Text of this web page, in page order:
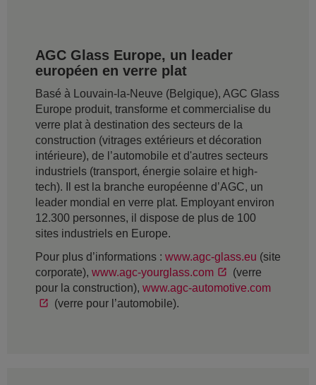
AGC Glass Europe, un leader
européen en verre plat
Basé à Louvain-la-Neuve (Belgique), AGC Glass
Europe produit, transforme et commercialise du
verre plat à destination des secteurs de la
construction (vitrages extérieurs et décoration
intérieure), de l’automobile et d'autres secteurs
industriels (transport, énergie solaire et high-
tech). Il est la branche européenne d’AGC, un
leader mondial en verre plat. Employant environ
12.300 personnes, il dispose de plus de 100
sites industriels en Europe.
Pour plus d’informations : www.agc-glass.eu (site
corporate), www.agc-yourglass.com
(verre
pour la construction), www.agc-automotive.com
(verre pour l’automobile).